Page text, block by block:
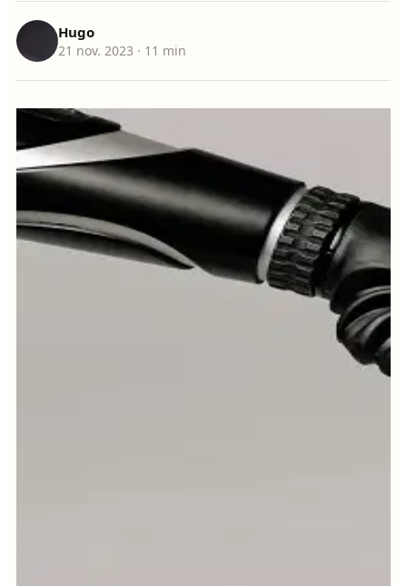
Hugo
21 nov. 2023 · 11 min